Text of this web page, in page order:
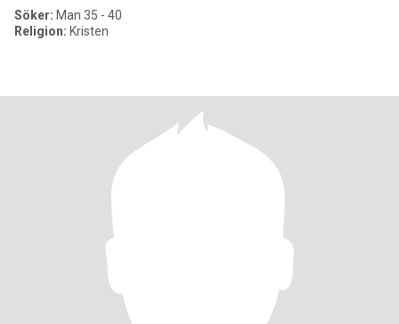
Söker: Man 35 - 40
Religion: Kristen